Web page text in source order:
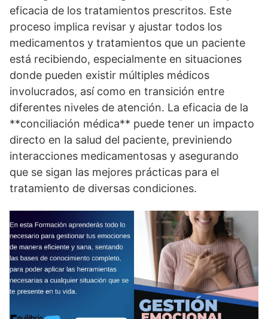
eficacia de los tratamientos prescritos. Este
proceso implica revisar y ajustar todos los
medicamentos y tratamientos que un paciente
está recibiendo, especialmente en situaciones
donde pueden existir múltiples médicos
involucrados, así­ como en transición entre
diferentes niveles de atención. La eficacia de la
**conciliación médica** puede tener un impacto
directo en la salud del paciente, previniendo
interacciones medicamentosas y asegurando
que se sigan las mejores prácticas para el
tratamiento de diversas condiciones.